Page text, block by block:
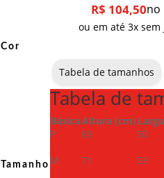
R$ 104,50no
ou em até 3x
Cor
Tamanho
Tabela de tamanhos
Tabela de
BásicaAltura (cm)
P
69
50
M
71
53